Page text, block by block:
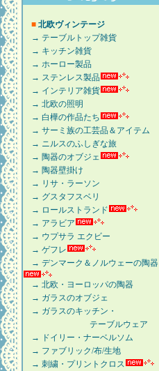
■ 北欧ヴィンテージ
→ テーブルトップ雑貨
→ キッチン雑貨
→ ホーロー製品
→ ステンレス製品
→ インテリア雑貨
→ 北欧の照明
→ 白樺の作品たち
→ サーミ族の工芸品＆アイテム
→ ニルスのふしぎな旅
→ 陶器のオブジェ
→ 陶器壁掛け
→ リサ・ラーソン
→ グスタフスベリ
→ ロールストランド
→ アラビア
→ ウプサラ エクビー
→ ゲフレ
→ デンマーク＆ノルウェーの陶器
→ 北欧・ヨーロッパの陶器
→ ガラスのオブジェ
→ ガラスのキッチン・
テーブルウェア
→ ドイリー・ナーベルソム
→ ファブリック/布/生地
→ 刺繍・プリントクロス